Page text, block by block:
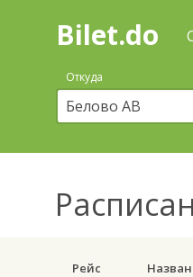
Поиск
покупка
билетов
автобус
онлайн
Bilet.do
Откуда
Рейс